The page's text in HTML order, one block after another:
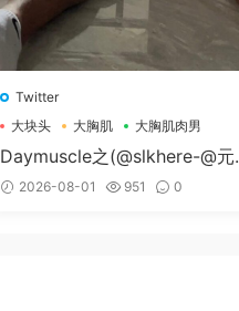
Twitter
大块头
大胸肌 大胸肌肉男
Daymuscle之(@slkhere-@元
精牛）
2026-08-01 951 0